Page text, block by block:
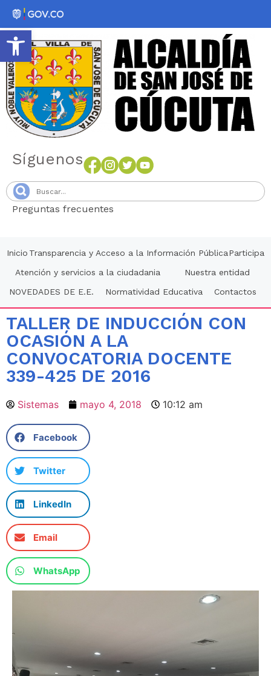
Abrir barra de herramientas
Síguenos
Preguntas frecuentes
Inicio Transparencia y Acceso a la Información PúblicaParticipa
Atención y servicios a la ciudadania
Nuestra entidad
NOVEDADES DE E.E.
Normatividad Educativa Contactos
TALLER DE INDUCCIÓN CON
OCASIÓN A LA
CONVOCATORIA DOCENTE
339-425 DE 2016
Sistemas mayo 4, 2018 10:12 am
Facebook
Twitter
LinkedIn
Email
WhatsApp